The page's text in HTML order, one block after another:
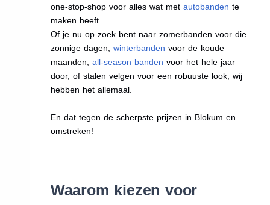
one-stop-shop voor alles wat met autobanden te
maken heeft.
Of je nu op zoek bent naar zomerbanden voor die
zonnige dagen, winterbanden voor de koude
maanden, all-season banden voor het hele jaar
door, of stalen velgen voor een robuuste look, wij
hebben het allemaal.
En dat tegen de scherpste prijzen in Blokum en
omstreken!
Waarom kiezen voor